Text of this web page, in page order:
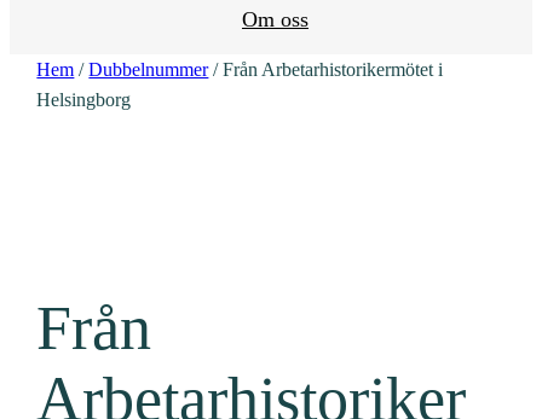
Om oss
Hem /Dubbelnummer/ Från Arbetarhistorikermötet i
Helsingborg
Från
Arbetarhistoriker